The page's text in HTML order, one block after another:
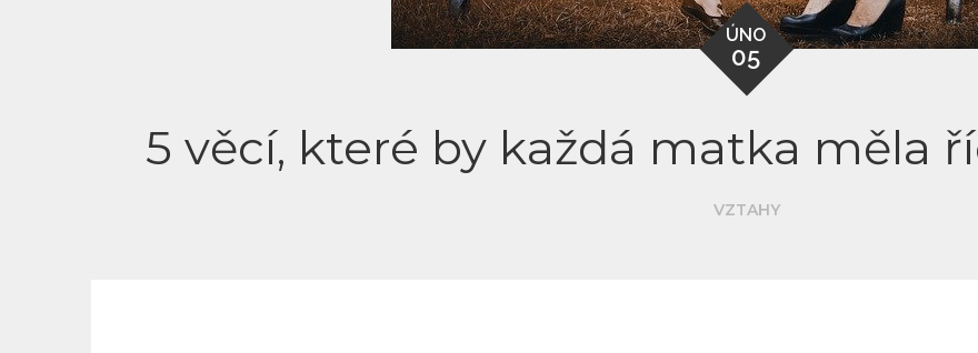
ÚNO
05
5 věcí, které by každá matka měla
VZTAHY